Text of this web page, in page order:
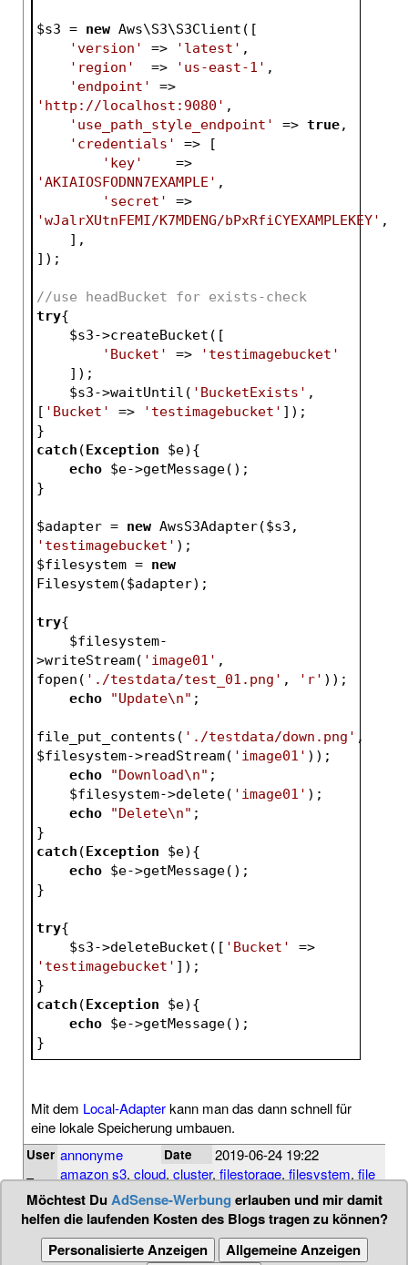
$s3 = new Aws\S3\S3Client([
'version'
=> 'latest' ,
'region'
  =>
'us-east-1' ,
'endpoint'
'http://localhost:9080' ,
'use_path_style_endpoint'
=> true,
'credentials'
=> [
'key'
'AKIAIOSFODNN7EXAMPLE' ,
'secret'
'wJalrXUtnFEMI/K7MDENG/bPxRfiCYEXAMPLEKEY' ,
    ],
]);
//use headBucket for exists-check
try{
$s3->createBucket([
'Bucket'
=>
'testimagebucket'
    ]);
$s3->waitUntil( 'BucketExists' ,
[ 'Bucket' => 'testimagebucket' ]);
}
catch (Exception $e){
echo $e->getMessage();
}
$adapter = new AwsS3Adapter($s3
'testimagebucket' );
$filesystem = new
Filesystem($adapter);
try{
$filesystem-
>writeStream( 'image01' ,
fopen( './testdata/test_01.png' , 'r' ));
echo
"Update\n" ;
file_put_contents( './testdata/down.png'
$filesystem->readStream( 'image01' ));
echo
"Download\n" ;
$filesystem->delete( 'image01' );
echo
"Delete\n" ;
}
catch (Exception $e){
echo $e->getMessage();
}
try{
$s3->deleteBucket([ 'Bucket'
'testimagebucket' ]);
}
catch (Exception $e){
echo $e->getMessage();
}
Mit dem Local-Adapterkann man das dann schnell für
eine lokale Speicherung umbauen.
User annonyme Date 2019-06-24 19:22
Tags amazon s3, cloud, cluster, filestorage, filesystem, file
upload
flysystem ftp hannes pries server
Möchtest DuAdSense-Werbung erlauben und mir damit
helfen die laufenden Kosten des Blogs tragen zu können?
Personalisierte Anzeigen
Allgemeine Anzeigen